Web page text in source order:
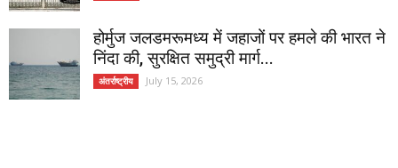
होर्मुज जलडमरूमध्य में जहाजों पर हमले की भारत ने
निंदा की, सुरक्षित समुद्री मार्ग...
अंतर्राष्ट्रीय July 15, 2026